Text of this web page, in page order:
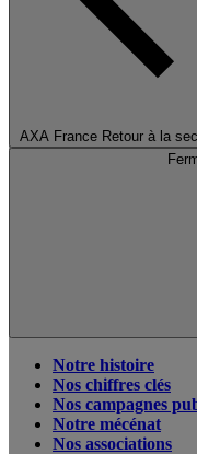
AXA France Retour à la
Notre histoire
Nos chiffres clés
Nos campagnes
Notre mécénat
Nos associations